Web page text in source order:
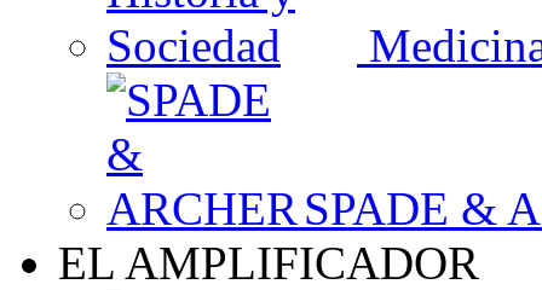
SPADE &
EL AMPLIFICADOR